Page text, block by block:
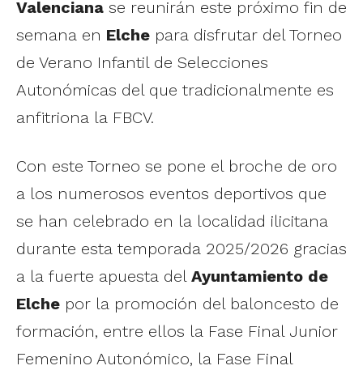
Valenciana se reunirán este próximo fin de
semana en Elche para disfrutar del Torneo
de Verano Infantil de Selecciones
Autonómicas del que tradicionalmente es
anfitriona la FBCV.
Con este Torneo se pone el broche de oro
a los numerosos eventos deportivos que
se han celebrado en la localidad ilicitana
durante esta temporada 2025/2026 gracias
a la fuerte apuesta del Ayuntamiento de
Elche por la promoción del baloncesto de
formación, entre ellos la Fase Final Junior
Femenino Autonómico, la Fase Final